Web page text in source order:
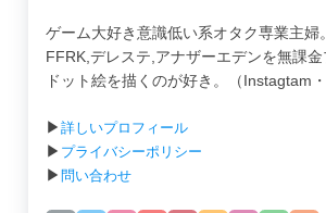
ゲーム大好き意識低い系オタク専業主婦。
FFRK,デレステ,アナザーエデンを無課金
ドット絵を描くのが好き。（Instagtam
▶ 詳しいプロフィール
▶ プライバシーポリシー
▶ 問い合わせ